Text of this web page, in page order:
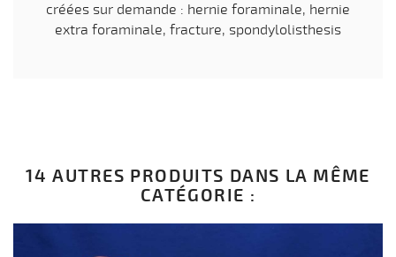
créées sur demande : hernie foraminale, hernie
extra foraminale, fracture, spondylolisthesis
14 AUTRES PRODUITS DANS LA MÊME
CATÉGORIE :